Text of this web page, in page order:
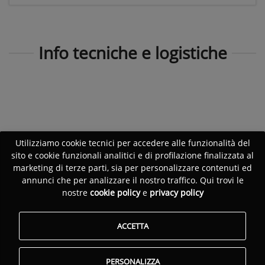
Info tecniche e logistiche
Utilizziamo cookie tecnici per accedere alle funzionalità del
sito e cookie funzionali analitici e di profilazione finalizzata al
marketing di terze parti, sia per personalizzare contenuti ed
annunci che per analizzare il nostro traffico. Qui trovi le
nostre cookie policye privacy policy
ACCETTA
PERSONALIZZA